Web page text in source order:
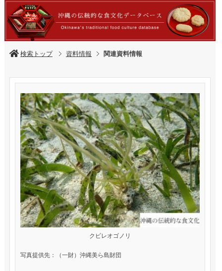
検索トップ 資料情報 関連資料情報
クビレオゴノリ
写真提供先：（一財）沖縄美ら島財団